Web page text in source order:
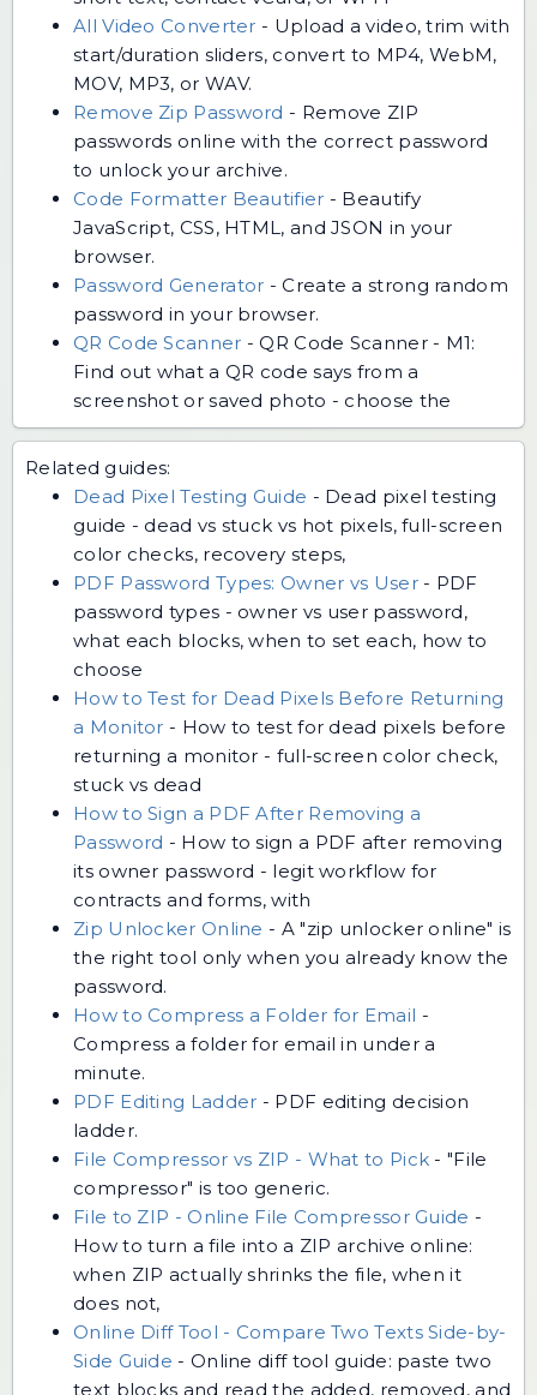
All Video Converter - Upload a video, trim with
start/duration sliders, convert to MP4, WebM,
MOV, MP3, or WAV.
Remove Zip Password - Remove ZIP
passwords online with the correct password
to unlock your archive.
Code Formatter Beautifier - Beautify
JavaScript, CSS, HTML, and JSON in your
browser.
Password Generator -Create a strong random
password in your browser.
QR Code Scanner -QR Code Scanner - M1:
Find out what a QR code says from a
screenshot or saved photo - choose the
Related guides:
Dead Pixel Testing Guide - Dead pixel testing
guide - dead vs stuck vs hot pixels, full-screen
color checks, recovery steps,
PDF Password Types: Owner vs User- PDF
password types - owner vs user password,
what each blocks, when to set each, how to
choose
How to Test for Dead Pixels Before Returning
a Monitor - How to test for dead pixels before
returning a monitor - full-screen color check,
stuck vs dead
How to Sign a PDF After Removing a
Password - How to sign a PDF after removing
its owner password - legit workflow for
contracts and forms, with
Zip Unlocker Online - A "zip unlocker online" is
the right tool only when you already know the
password.
How to Compress a Folder for Email -
Compress a folder for email in under a
minute.
PDF Editing Ladder - PDF editing decision
ladder.
File Compressor vs ZIP - What to Pick -"File
compressor" is too generic.
File to ZIP - Online File Compressor Guide -
How to turn a file into a ZIP archive online:
when ZIP actually shrinks the file, when it
does not,
Online Diff Tool - Compare Two Texts Side-by-
Side Guide - Online diff tool guide: paste two
text blocks and read the added, removed, and